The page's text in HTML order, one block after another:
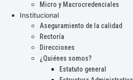
Micro y Macrocredenciales
Institucional
Aseguramiento de la calidad
Rectoría
Direcciones
¿Quiénes somos?
Estatuto general